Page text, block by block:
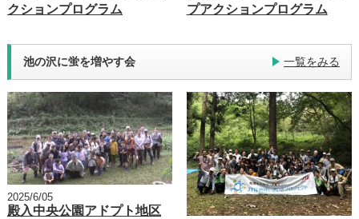
クションプログラム
プアクションプログラム
池の沢に蛍を増やす会 一覧をみる
2025/6/05
殿入中央公園アドプト地区